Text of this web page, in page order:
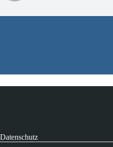
Datenschutz